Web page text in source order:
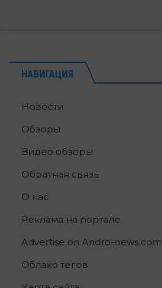
НАВИГАЦИЯ
Новости
Обзоры
Видео обзоры
Обратная связь
О нас
Реклама на портале
Advertise on Andro-news.com
Облако тегов